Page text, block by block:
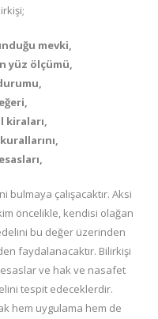
mevki,
yüz ölçümü,
kiraları,
çalışacaktır. Aksi
öncelikle, kendisi olağan
bu değer üzerinden
faydalanacaktır. Bilirkişi
ve hak ve nasafet
tespit edeceklerdir.
hem uygulama hem de